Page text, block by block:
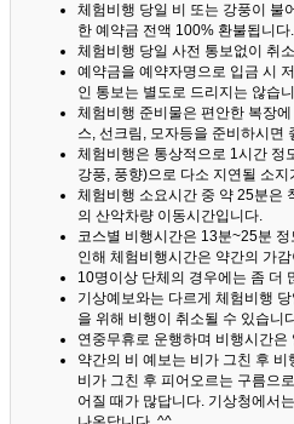
체험비행 당일 비 또는 강풍이 불
한 예약금 전액 100% 환불됩니다.
체험비행 당일 사전 통보없이 취
예약금을 예약자명으로 입금 시
인 통보는 별도로 드리지는 않습
체험비행 준비물은 편안한 복장
스, 선크림, 모자등을 준비하시면
체험비행은 통상적으로 1시간 정
강풍, 풍향)으로 다소 지연될 소지
체험비행 소요시간 중 약 25분은
의 산악차량 이동시간입니다.
코스별 비행시간은 13분~25분
인해 체험비행시간은 약간의 가
10명이상 단체의 경우에는 좀 더
기상예보와는 다르게 체험비행
을 위해 비행이 취소될 수 있습니
연중무휴로 운행하며 비행시간
약간의 비 예보는 비가 그친 후
비가 그친 후 피어오르는 구름으
어질 때가 많답니다. 기상청에서